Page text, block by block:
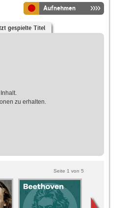
Aufnehmen
gespielte Titel
zu erhalten.
Seite 1 von 5